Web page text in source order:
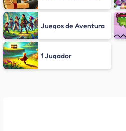
Juegos de Aventura
1 Jugador